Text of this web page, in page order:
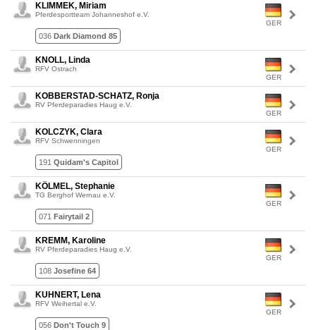
GER
KLIMMEK, Miriam
Pferdesportteam Johanneshof e.V.
036 Dark Diamond 85
GER
KNOLL, Linda
RFV Ostrach
GER
KOBBERSTAD-SCHATZ, Ronja
RV Pferdeparadies Haug e.V.
GER
KOLCZYK, Clara
RFV Schwenningen
191 Quidam's Capitol
GER
KÖLMEL, Stephanie
TG Berghof Wernau e.V.
071 Fairytail 2
GER
KREMM, Karoline
RV Pferdeparadies Haug e.V.
108 Josefine 64
GER
KUHNERT, Lena
RFV Weihertal e.V.
056 Don't Touch 9